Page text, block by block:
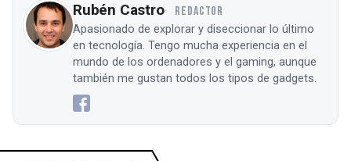
Rubén Castro REDACTOR
Apasionado de explorar y diseccionar lo último
en tecnología. Tengo mucha experiencia en el
mundo de los ordenadores y el gaming, aunque
también me gustan todos los tipos de gadgets.